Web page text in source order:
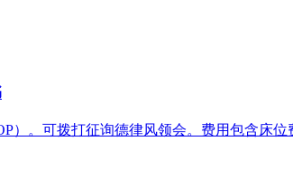
）。可拨打征询德律风领会。费用包含床